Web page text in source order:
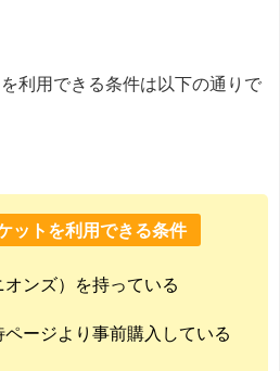
利用できる条件は以下の通りで
ットを利用できる条件
オンズ）を持っている
ページより事前購入している